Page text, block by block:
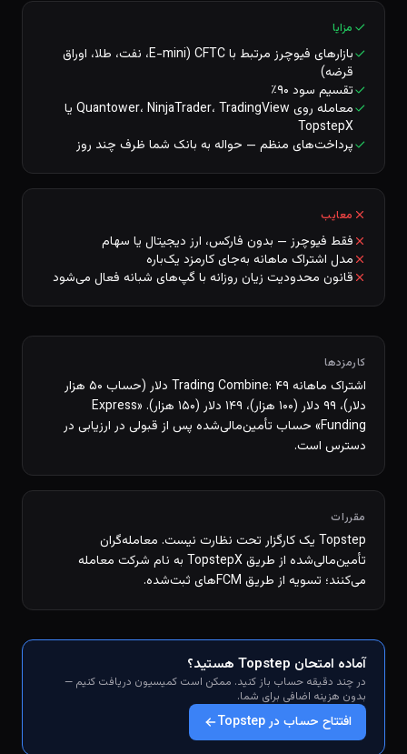
مزایا
بازارهای فیوچرز مرتبط با CFTC (E-mini، نفت، طلا، اوراق
قرضه)
تقسیم سود ۹۰٪
معامله روی Quantower، NinjaTrader، TradingView یا
TopstepX
پرداخت‌های منظم — حواله به بانک شما ظرف چند روز
معایب
فقط فیوچرز — بدون فارکس، ارز دیجیتال یا سهام
مدل اشتراک ماهانه به‌جای کارمزد یک‌باره
قانون محدودیت زیان روزانه با گپ‌های شبانه فعال می‌شود
کارمزدها
اشتراک ماهانه Trading Combine: ۴۹ دلار (حساب ۵۰ هزار
دلار)، ۹۹ دلار (۱۰۰ هزار)، ۱۴۹ دلار (۱۵۰ هزار). «Express
Funding» حساب تأمین‌مالی‌شده پس از قبولی در ارزیابی در
دسترس است.
مقررات
Topstep یک کارگزار تحت نظارت نیست. معامله‌گران
تأمین‌مالی‌شده از طریق TopstepX به نام شرکت معامله
می‌کنند؛ تسویه از طریق FCMهای ثبت‌شده.
آماده امتحان Topstep هستید؟
در چند دقیقه حساب باز کنید. ممکن است کمیسیون دریافت کنیم —
بدون هزینه اضافی برای شما.
افتتاح حساب در Topstep